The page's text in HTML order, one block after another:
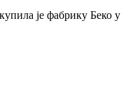
је фабрику Беко у